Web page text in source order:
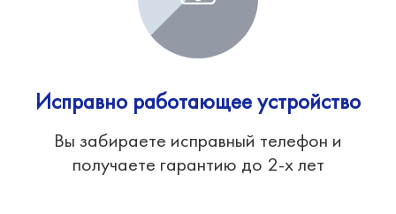
Исправно работающее устройство
Вы забираете исправный телефон и
получаете гарантию до 2-х лет